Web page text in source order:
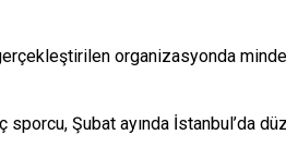
organizasyonda
sporcu, Şubat ayında İstanbul’da